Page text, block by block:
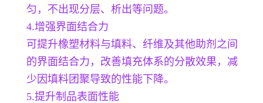
匀，不出现分层、析出等问题。
4.增强界面结合力
可提升橡塑材料与填料、纤维及其他助剂之间
的界面结合力，改善填充体系的分散效果，减
少因填料团聚导致的性能下降。
5.提升制品表面性能